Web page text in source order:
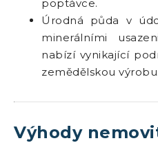
poptávce.
Úrodná půda v
minerálními
nabízí vynikající
zemědělskou výrobu.
Výhody